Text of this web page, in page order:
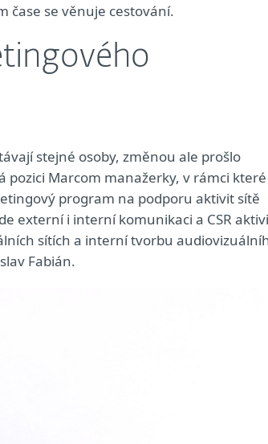
čase se věnuje cestování.
stejné osoby, změnou ale prošlo
pozici Marcom manažerky, v rámci které
program na podporu aktivit sítě
externí i interní komunikaci a CSR
sítích a interní tvorbu
Fabián.